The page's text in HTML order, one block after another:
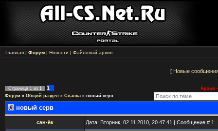
Главная | Форум | Новости | Файловый архив
[ Новые
Страница 1 из 1 1
Архив -
Форум » Общий раздел » Свалка » новый серв
новый серв
сан-ёк Дата: Вторник, 02.11.2010, 20.47.41 | Сообщение # 1